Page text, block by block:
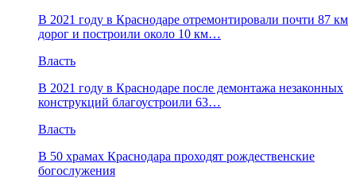
В 2021 году в Краснодаре отремонтировали почти 87 км
дорог и построили около 10 км…
Власть
В 2021 году в Краснодаре после демонтажа незаконных
конструкций благоустроили 63…
Власть
В 50 храмах Краснодара проходят рождественские
богослужения